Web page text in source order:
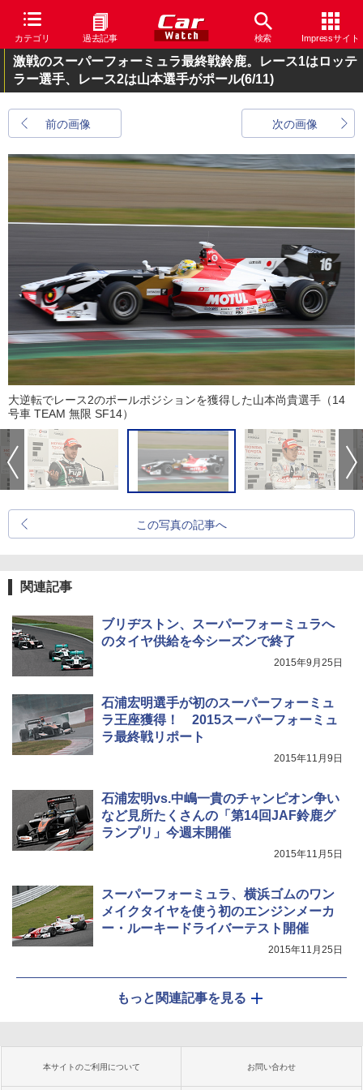
カテゴリ 過去記事 検索 Impressサイト
激戦のスーパーフォーミュラ最終戦鈴鹿。レース1はロッテ
ラー選手、レース2は山本選手がポール(6/11)
前の画像 次の画像
大逆転でレース2のポールポジションを獲得した山本尚貴選手（14
号車 TEAM 無限 SF14）
この写真の記事へ
関連記事
ブリヂストン、スーパーフォーミュラへ
のタイヤ供給を今シーズンで終了
2015年9月25日
石浦宏明選手が初のスーパーフォーミュ
ラ王座獲得！ 2015スーパーフォーミュ
ラ最終戦リポート
2015年11月9日
石浦宏明vs.中嶋一貴のチャンピオン争い
など見所たくさんの「第14回JAF鈴鹿グ
ランプリ」今週末開催
2015年11月5日
スーパーフォーミュラ、横浜ゴムのワン
メイクタイヤを使う初のエンジンメーカ
ー・ルーキードライバーテスト開催
2015年11月25日
もっと関連記事を見る
本サイトのご利用について お問い合わせ